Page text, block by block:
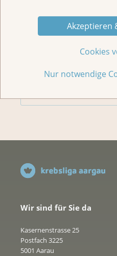
Akzeptieren
Cookies
Nur notwendige
Wir sind für Sie da
Kasernenstrasse 25
Postfach 3225
5001 Aarau